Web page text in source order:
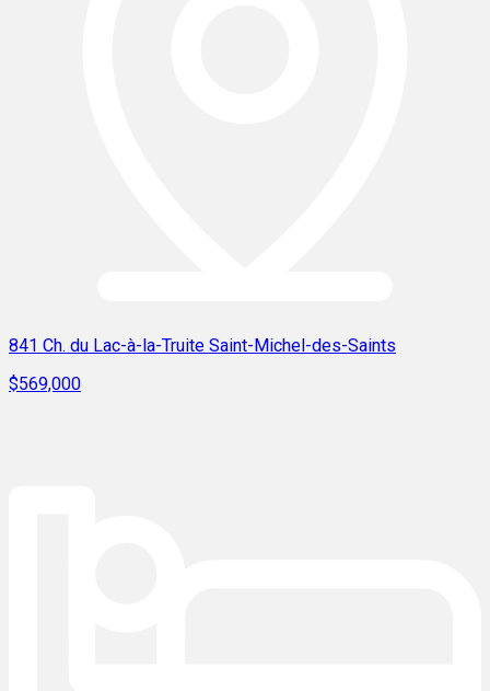
841 Ch. du Lac-à-la-Truite Saint-Michel-des-Saints
$569,000